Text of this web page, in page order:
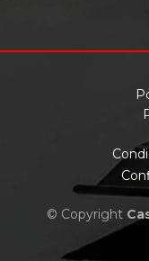
© Copyright